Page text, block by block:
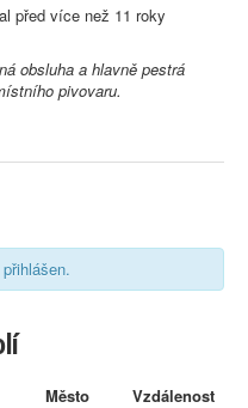
před více než 11 roky
obsluha a hlavně pestrá
pivovaru.
Město
Vzdálenost